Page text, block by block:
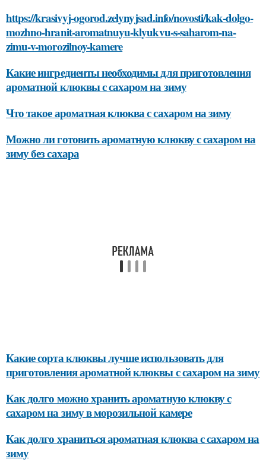
https://krasivyj-ogorod.zelynyjsad.info/novosti/kak-dolgo-
mozhno-hranit-aromatnuyu-klyukvu-s-saharom-na-
zimu-v-morozilnoy-kamere
Какие ингредиенты необходимы для приготовления
ароматной клюквы с сахаром на зиму
Что такое ароматная клюква с сахаром на зиму
Можно ли готовить ароматную клюкву с сахаром на
зиму без сахара
Какие сорта клюквы лучше использовать для
приготовления ароматной клюквы с сахаром на зиму
Как долго можно хранить ароматную клюкву с
сахаром на зиму в морозильной камере
Как долго храниться ароматная клюква с сахаром на
зиму